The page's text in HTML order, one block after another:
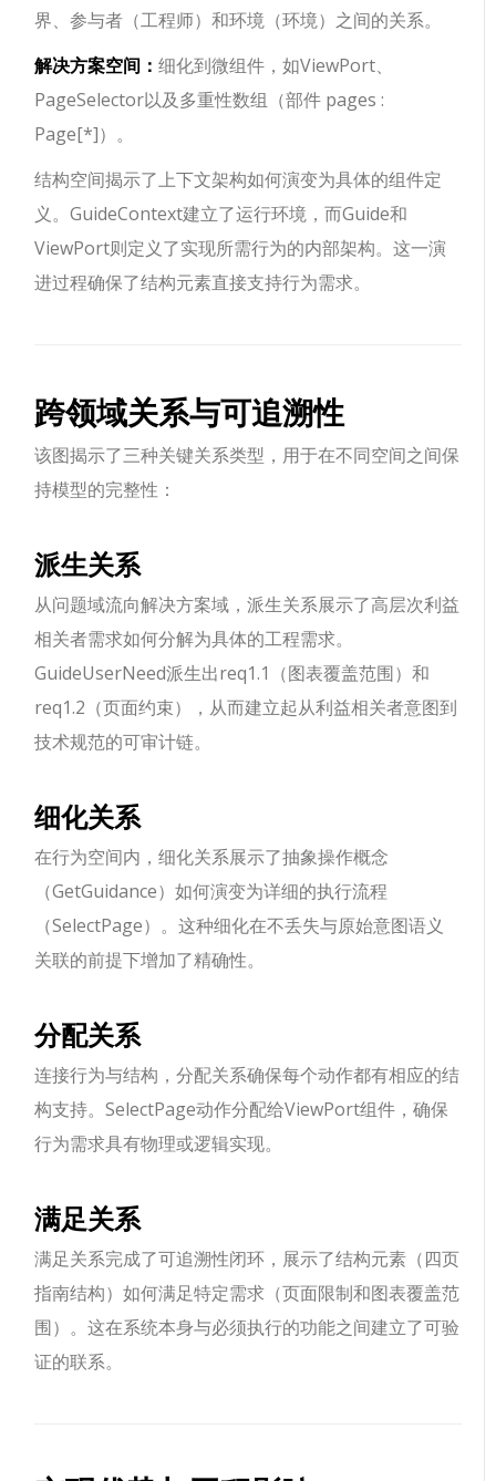
界、参与者（工程师）和环境（环境）之间的关系。
解决方案空间：细化到微组件，如ViewPort、
PageSelector以及多重性数组（部件 pages :
Page[*]）。
结构空间揭示了上下文架构如何演变为具体的组件定
义。GuideContext建立了运行环境，而Guide和
ViewPort则定义了实现所需行为的内部架构。这一演
进过程确保了结构元素直接支持行为需求。
跨领域关系与可追溯性
该图揭示了三种关键关系类型，用于在不同空间之间保
持模型的完整性：
派生关系
从问题域流向解决方案域，派生关系展示了高层次利益
相关者需求如何分解为具体的工程需求。
GuideUserNeed派生出req1.1（图表覆盖范围）和
req1.2（页面约束），从而建立起从利益相关者意图到
技术规范的可审计链。
细化关系
在行为空间内，细化关系展示了抽象操作概念
（GetGuidance）如何演变为详细的执行流程
（SelectPage）。这种细化在不丢失与原始意图语义
关联的前提下增加了精确性。
分配关系
连接行为与结构，分配关系确保每个动作都有相应的结
构支持。SelectPage动作分配给ViewPort组件，确保
行为需求具有物理或逻辑实现。
满足关系
满足关系完成了可追溯性闭环，展示了结构元素（四页
指南结构）如何满足特定需求（页面限制和图表覆盖范
围）。这在系统本身与必须执行的功能之间建立了可验
证的联系。